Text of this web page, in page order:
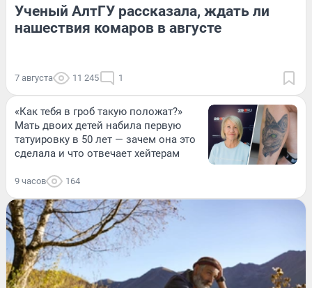
Ученый АлтГУ рассказала, ждать ли
нашествия комаров в августе
7 августа 11 245 1
«Как тебя в гроб такую положат?»
Мать двоих детей набила первую
татуировку в 50 лет — зачем она это
сделала и что отвечает хейтерам
9 часов 164